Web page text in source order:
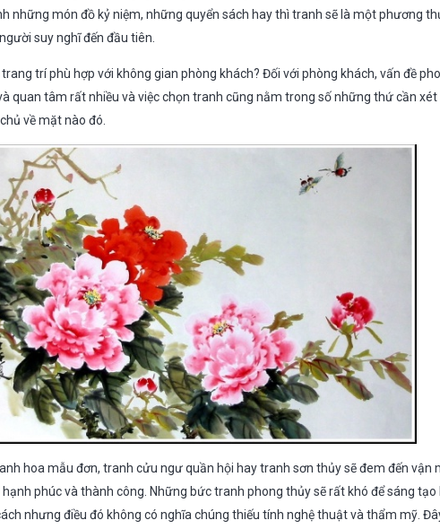
những món đồ kỷ niệm, những quyển sách hay thì tranh sẽ là một phương
suy nghĩ đến đầu tiên.
trí phù hợp với không gian phòng khách? Đối với phòng khách, vấn đề
quan tâm rất nhiều và việc chọn tranh cũng nằm trong số những thứ cần xét
về mặt nào đó.
hoa mẫu đơn, tranh cửu ngư quần hội hay tranh sơn thủy sẽ đem đến vận
phúc và thành công. Những bức tranh phong thủy sẽ rất khó để sáng tạo
nhưng điều đó không có nghĩa chúng thiếu tính nghệ thuật và thẩm mỹ.